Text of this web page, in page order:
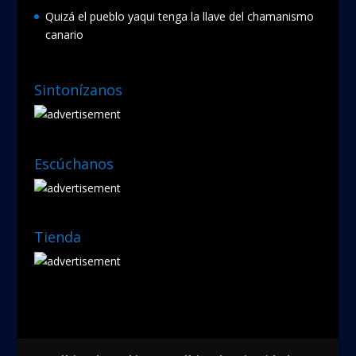
Quizá el pueblo yaqui tenga la llave del chamanismo
canario
Sintonízanos
Escúchanos
Tienda